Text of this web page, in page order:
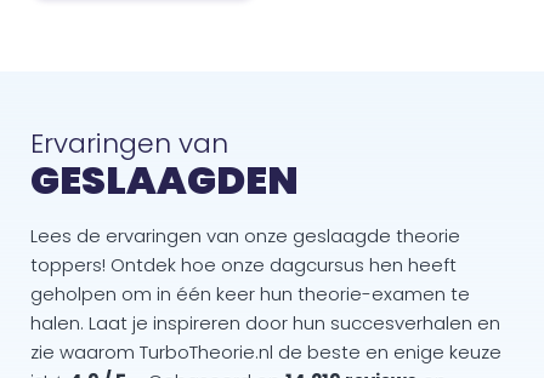
Ervaringen van
GESLAAGDEN
Lees de ervaringen van onze geslaagde theorie
toppers! Ontdek hoe onze dagcursus hen heeft
geholpen om in één keer hun theorie-examen te
halen. Laat je inspireren door hun succesverhalen en
zie waarom TurboTheorie.nl de beste en enige keuze